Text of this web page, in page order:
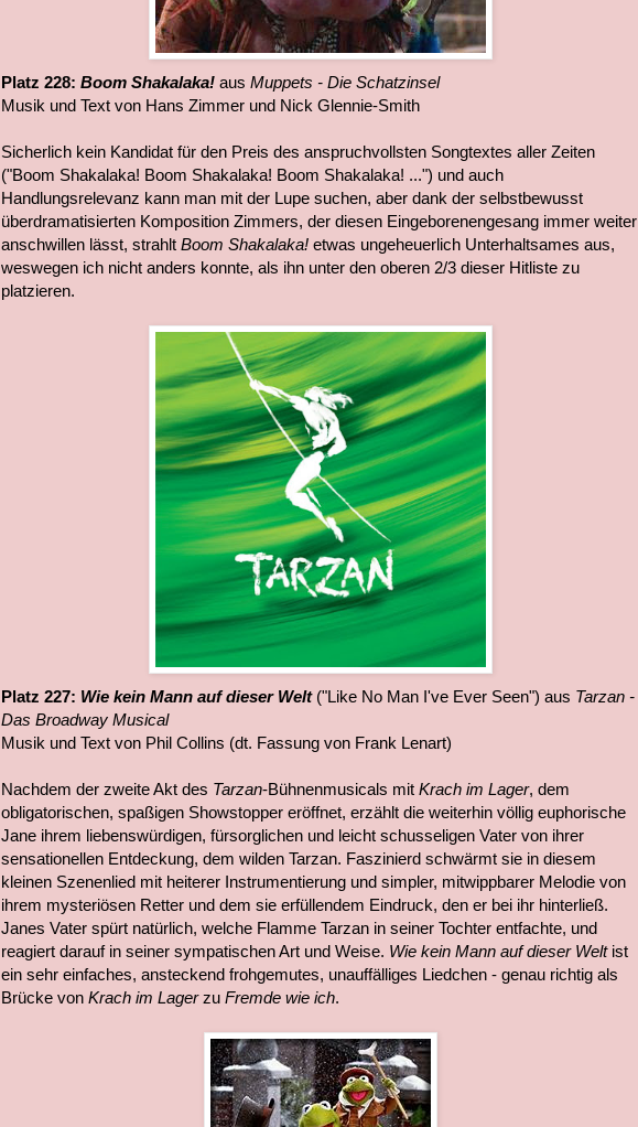
Platz 228: Boom Shakalaka! aus Muppets - Die Schatzinsel
Musik und Text von Hans Zimmer und Nick Glennie-Smith
Sicherlich kein Kandidat für den Preis des anspruchvollsten Songtextes aller Zeiten
("Boom Shakalaka! Boom Shakalaka! Boom Shakalaka! ...") und auch
Handlungsrelevanz kann man mit der Lupe suchen, aber dank der selbstbewusst
überdramatisierten Komposition Zimmers, der diesen Eingeborenengesang immer weiter
anschwillen lässt, strahlt Boom Shakalaka! etwas ungeheuerlich Unterhaltsames aus,
weswegen ich nicht anders konnte, als ihn unter den oberen 2/3 dieser Hitliste zu
platzieren.
Platz 227: Wie kein Mann auf dieser Welt ("Like No Man I've Ever Seen") aus Tarzan -
Das Broadway Musical
Musik und Text von Phil Collins (dt. Fassung von Frank Lenart)
Nachdem der zweite Akt des Tarzan-Bühnenmusicals mit Krach im Lager, dem
obligatorischen, spaßigen Showstopper eröffnet, erzählt die weiterhin völlig euphorische
Jane ihrem liebenswürdigen, fürsorglichen und leicht schusseligen Vater von ihrer
sensationellen Entdeckung, dem wilden Tarzan. Faszinierd schwärmt sie in diesem
kleinen Szenenlied mit heiterer Instrumentierung und simpler, mitwippbarer Melodie von
ihrem mysteriösen Retter und dem sie erfüllendem Eindruck, den er bei ihr hinterließ.
Janes Vater spürt natürlich, welche Flamme Tarzan in seiner Tochter entfachte, und
reagiert darauf in seiner sympatischen Art und Weise. Wie kein Mann auf dieser Weltist
ein sehr einfaches, ansteckend frohgemutes, unauffälliges Liedchen - genau richtig als
Brücke von Krach im Lagerzu Fremde wie ich.